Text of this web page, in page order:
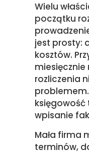
Wielu
początku
jest prosty:
kosztów.
miesięcznie
rozliczenia
księgowość
wpisanie
Mała firma
terminów,